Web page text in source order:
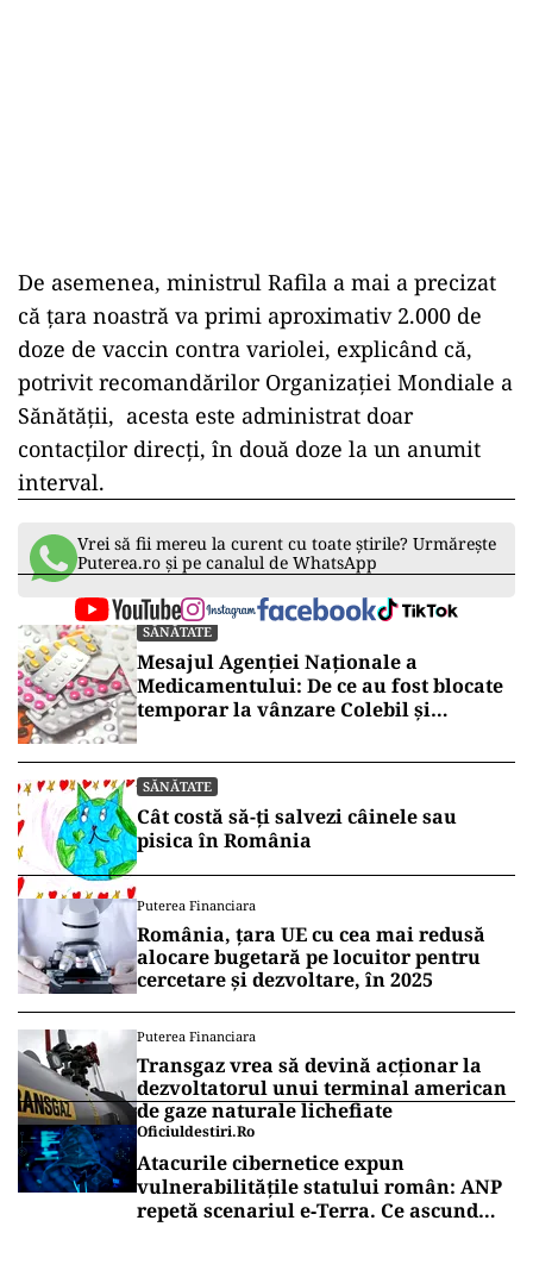
De asemenea, ministrul Rafila a mai a precizat
că țara noastră va primi aproximativ 2.000 de
doze de vaccin contra variolei, explicând că,
potrivit recomandărilor Organizației Mondiale a
Sănătății, acesta este administrat doar
contacților direcți, în două doze la un anumit
interval.
Vrei să fii mereu la curent cu toate știrile? Urmărește
Puterea.ro și pe canalul de WhatsApp
SĂNĂTATE
Mesajul Agenției Naționale a
Medicamentului: De ce au fost blocate
temporar la vânzare Colebil și
SĂNĂTATE
Cât costă să-ți salvezi câinele sau
pisica în România
Puterea Financiara
România, țara UE cu cea mai redusă
alocare bugetară pe locuitor pentru
cercetare și dezvoltare, în 2025
Puterea Financiara
Transgaz vrea să devină acționar la
dezvoltatorul unui terminal american
de gaze naturale lichefiate
Oficiuldestiri.ro
Atacurile cibernetice expun
vulnerabilitățile statului român: ANP
repetă scenariul e‑Terra. Ce ascund